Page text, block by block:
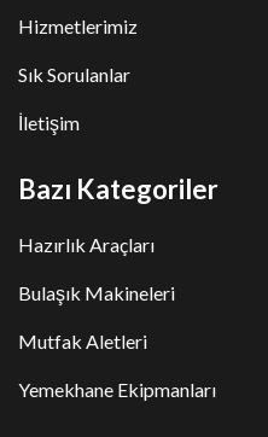
Hizmetlerimiz
Sık Sorulanlar
İletişim
Bazı Kategoriler
Hazırlık Araçları
Bulaşık Makineleri
Mutfak Aletleri
Yemekhane Ekipmanları